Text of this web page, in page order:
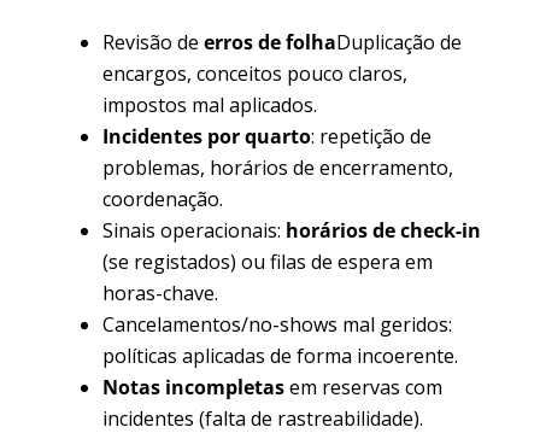
Revisão de erros de folhaDuplicação de
encargos, conceitos pouco claros,
impostos mal aplicados.
Incidentes por quarto: repetição de
problemas, horários de encerramento,
coordenação.
Sinais operacionais: horários de check-in
(se registados) ou filas de espera em
horas-chave.
Cancelamentos/no-shows mal geridos:
políticas aplicadas de forma incoerente.
Notas incompletasem reservas com
incidentes (falta de rastreabilidade).